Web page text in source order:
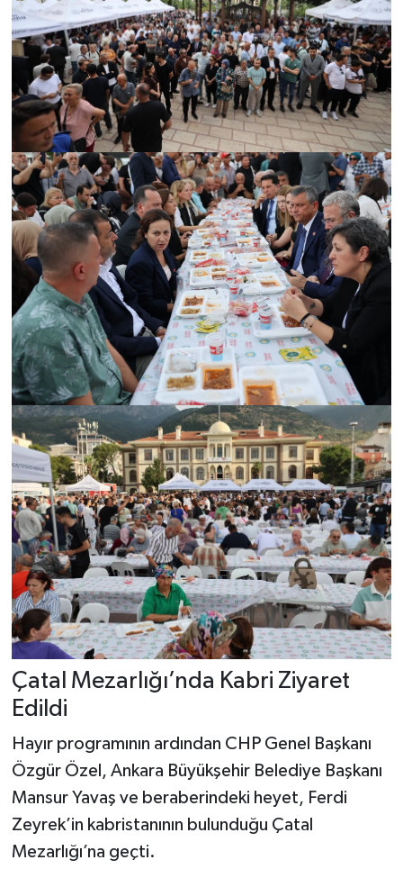
Çatal Mezarlığı’nda Kabri Ziyaret
Edildi
Hayır programının ardından CHP Genel Başkanı
Özgür Özel, Ankara Büyükşehir Belediye Başkanı
Mansur Yavaş ve beraberindeki heyet, Ferdi
Zeyrek’in kabristanının bulunduğu Çatal
Mezarlığı’na geçti.